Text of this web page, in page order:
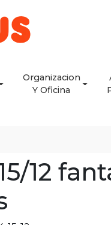
Organizacion
Y Oficina
12